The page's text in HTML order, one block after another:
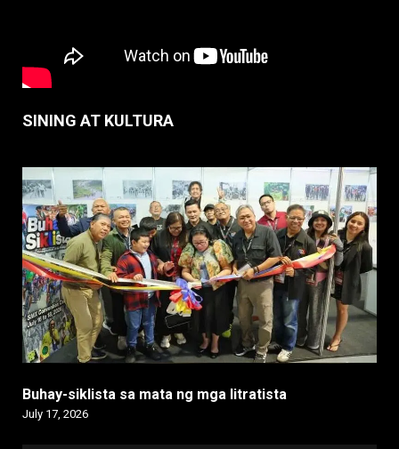
SINING AT KULTURA
Buhay-siklista sa mata ng mga litratista
July 17, 2026